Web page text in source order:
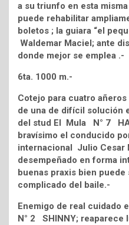
a su triunfo en esta
puede rehabilitar
boletos ; la guiara “el
Waldemar Maciel; ante
donde mejor se emplea .-
6ta. 1000 m.-
Cotejo para cuatro
de una de difícil solución
del stud El Mula N° 7
bravísimo el conducido
internacional Julio Cesar
desempeñado en forma
buenas praxis bien
complicado del baile.-
Enemigo de real cuidado
N° 2 SHINNY; reaparece